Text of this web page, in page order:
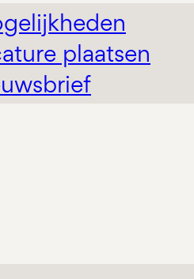
plaatsen